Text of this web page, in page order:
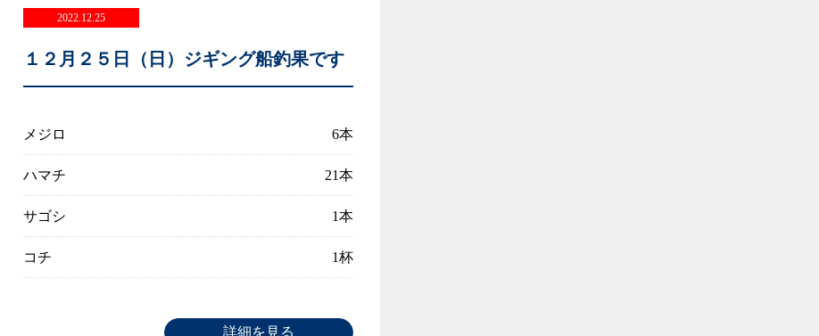
2022.12.25
１２月２５日（日）ジギング船釣果です
メジロ 6本
ハマチ 21本
サゴシ 1本
コチ 1杯
詳細を見る